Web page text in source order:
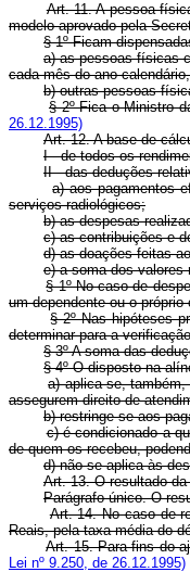
Art. 11. A pessoa
modelo aprovado pela
§ 1º Ficam
a) as pessoas físicas
cada mês do ano-
b) outras pessoas
§ 2º Fica o Ministro
26.12.1995)
Art. 12. A base de
I - de todos os
II - das deduções
a) aos pagamentos
serviços radiológicos;
b) as despesas
c) as contribuições e
d) as doações feitas
e) a soma dos valores
§ 1º No caso de
um dependente ou o
§ 2º Nas hipóteses
determinar para a
§ 3º A soma das
§ 4º O disposto na
a) aplica-se,
assegurem direito de
b) restringe-se aos
c) é condicionado a
de quem os recebeu,
d) não se aplica às
Art. 13. O resultado
Parágrafo único. O
Art. 14. No caso de
Reais, pela taxa média do
Art. 15. Para fins do
Lei nº 9.250, de 26.12.1995)